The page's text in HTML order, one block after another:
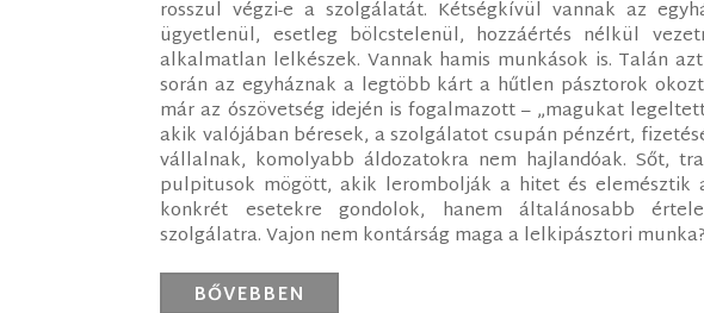
rosszul végzi-e a szolgálatát. Kétségkívül vannak az
ügyetlenül, esetleg bölcstelenül, hozzáértés nélkül
alkalmatlan lelkészek. Vannak hamis munkások is. Talán
során az egyháznak a legtöbb kárt a hűtlen pásztorok
már az ószövetség idején is fogalmazott – „magukat
akik valójában béresek, a szolgálatot csupán pénzért,
vállalnak, komolyabb áldozatokra nem hajlandóak. Sőt,
pulpitusok mögött, akik lerombolják a hitet és elemésztik
konkrét esetekre gondolok, hanem általánosabb
szolgálatra. Vajon nem kontárság maga a lelkipásztori munka?
BŐVEBBEN